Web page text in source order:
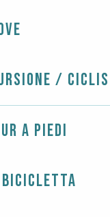
/
a piedi
bicicletta